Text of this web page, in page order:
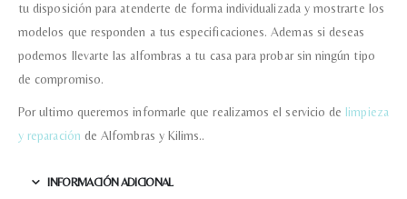
tu disposición para atenderte de forma individualizada y mostrarte los
modelos que responden a tus especificaciones. Ademas si deseas
podemos llevarte las alfombras a tu casa para probar sin ningún tipo
de compromiso.
Por ultimo queremos informarle que realizamos el servicio de limpieza
y reparación de Alfombras y Kilims..
INFORMACIÓN ADICIONAL